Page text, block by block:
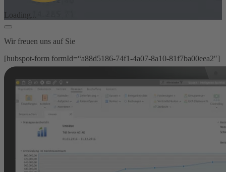
Loading...
Wir freuen uns auf Sie
[hubspot-form formId=“a88d5186-74f1-4a07-8a10-81f7ba00eea2″]